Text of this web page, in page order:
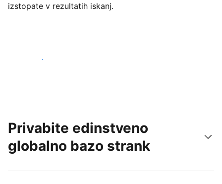
izstopate v rezultatih iskanj.
Začnite danes
Privabite edinstveno
globalno bazo strank